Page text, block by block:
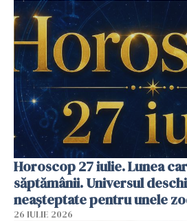
Horoscop 27 iulie. Lunea
săptămânii. Universul
neașteptate pentru unele
26 IULIE 2026